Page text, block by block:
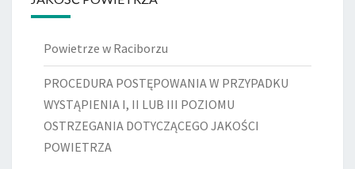
Powietrze w Raciborzu
PROCEDURA POSTĘPOWANIA W PRZYPADKU
WYSTĄPIENIA I, II LUB III POZIOMU
OSTRZEGANIA DOTYCZĄCEGO JAKOŚCI
POWIETRZA